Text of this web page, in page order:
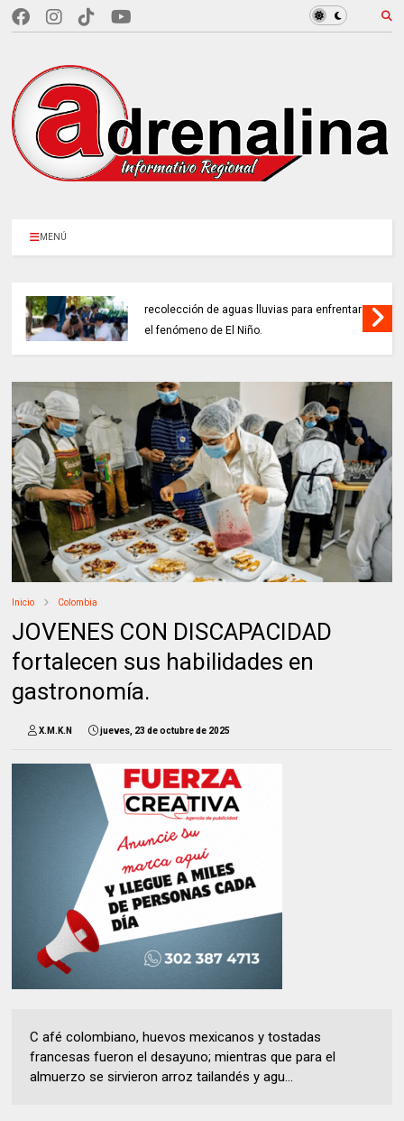
MENÚ
recolección de aguas lluvias para enfrentar
el fenómeno de El Niño.
Inicio Colombia
JOVENES CON DISCAPACIDAD
fortalecen sus habilidades en
gastronomía.
X.M.K.N jueves, 23 de octubre de 2025
C afé colombiano, huevos mexicanos y tostadas
francesas fueron el desayuno; mientras que para el
almuerzo se sirvieron arroz tailandés y agu...